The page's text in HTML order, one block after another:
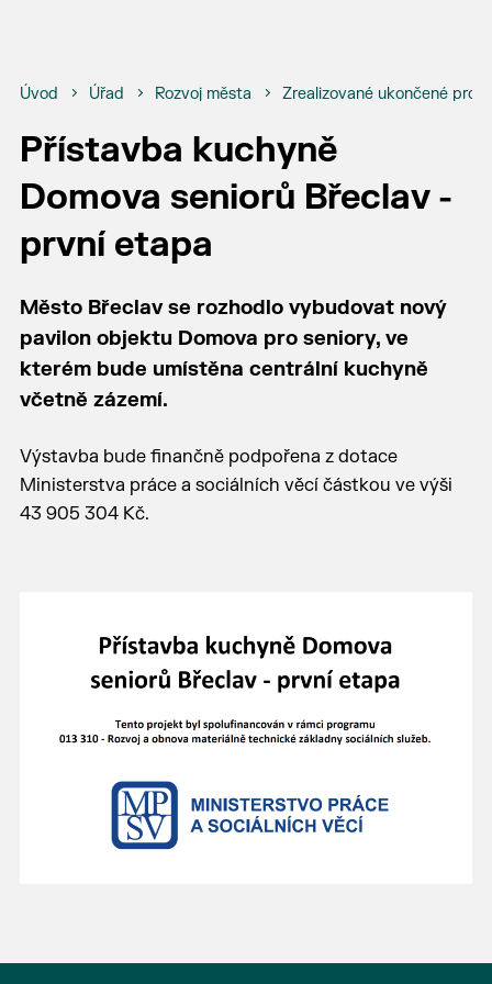
Úvod Úřad Rozvoj města Zrealizované ukončené
Přístavba kuchyně
Domova seniorů Břeclav -
první etapa
Město Břeclav se rozhodlo vybudovat nový
pavilon objektu Domova pro seniory, ve
kterém bude umístěna centrální kuchyně
včetně zázemí.
Výstavba bude finančně podpořena z dotace
Ministerstva práce a sociálních věcí částkou ve výši
43 905 304 Kč.